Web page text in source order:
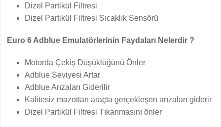
Dizel Partikül Filtresi
Dizel Partikül Filtresi Sıcaklık Sensörü
Euro 6 Adblue Emulatörlerinin Faydaları Nelerdir ?
Motorda Çekiş Düşüklüğünü Önler
Adblue Seviyesi Artar
Adblue Arızaları Giderilir
Kalitesiz mazottan araçta gerçekleşen arızaları giderir
Dizel Partikül Filtresi Tıkanmasını önler